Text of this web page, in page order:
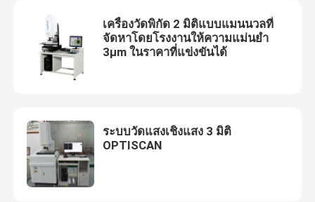
เครื่องวัดพิกัด 2 มิติแบบแมนนวลที่
จัดหาโดยโรงงานให้ความแม่นยำ
3μm ในราคาที่แข่งขันได้
ระบบวัดแสงเชิงแสง 3 มิติ
OPTISCAN